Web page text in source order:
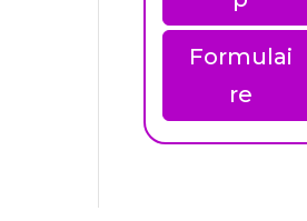
Formulai
re